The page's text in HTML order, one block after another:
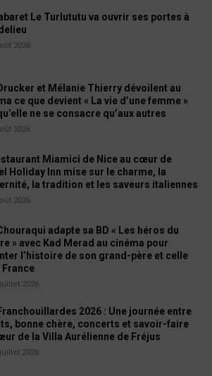
Le Turlututu va ouvrir ses portes à
2026
et Mélanie Thierry dévoilent au
ce que devient « La vie d’une femme »
ne se consacre qu’aux autres
2026
Miamici de Nice au cœur de
Holiday Inn mise sur le charme, la
la tradition et les saveurs italiennes
2026
adapte sa BD « Les héros du
» avec Kad Merad au cinéma pour
l’histoire de son grand-père et celle
France
2026
2026 : Une journée entre
bonne chère, concerts et savoir-faire
de la Villa Aurélienne de Fréjus
2026